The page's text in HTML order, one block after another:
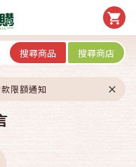
搜尋商品 搜尋商店
限額通知